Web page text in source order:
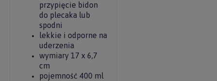
przypięcie bidon
do plecaka lub
spodni
lekkie i odporne na
uderzenia
wymiary 17 x 6,7
cm
pojemność 400 ml